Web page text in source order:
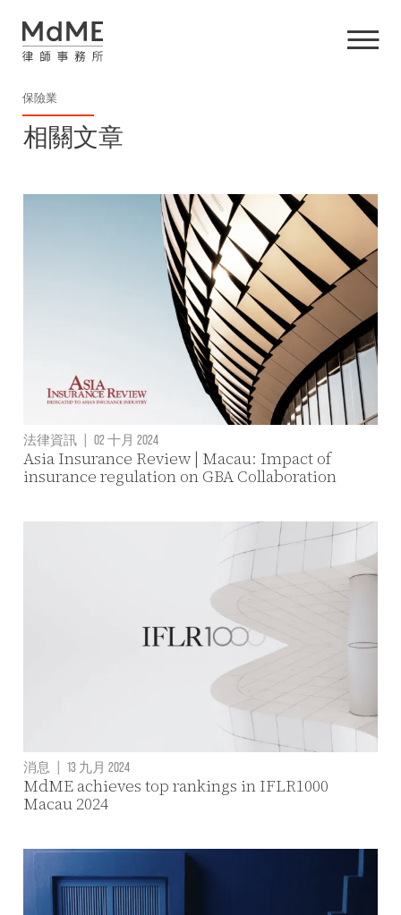
保險業
相關文章
法律資訊 | 02 十月 2024
Asia Insurance Review | Macau: Impact of
insurance regulation on GBA Collaboration
消息 | 13 九月 2024
MdME achieves top rankings in IFLR1000
Macau 2024